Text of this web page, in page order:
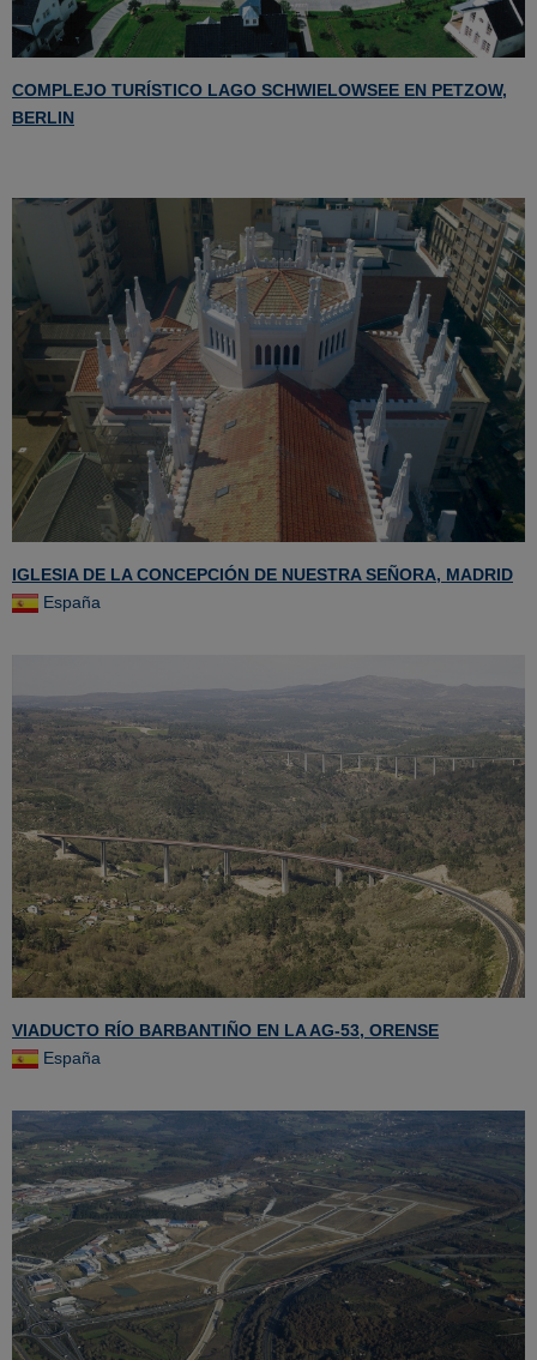
COMPLEJO TURÍSTICO LAGO SCHWIELOWSEE EN PETZOW,
BERLIN
IGLESIA DE LA CONCEPCIÓN DE NUESTRA SEÑORA, MADRID
España
VIADUCTO RÍO BARBANTIÑO EN LA AG-53, ORENSE
España